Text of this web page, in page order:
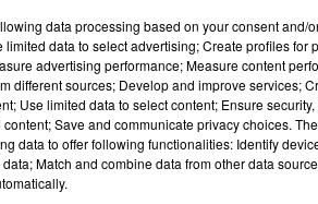
data processing based on your consent and/
data to select advertising; Create profiles for
advertising performance; Measure content
different sources; Develop and improve services;
Use limited data to select content; Ensure
Save and communicate privacy choices.
data to offer following functionalities: Identify
Match and combine data from other data